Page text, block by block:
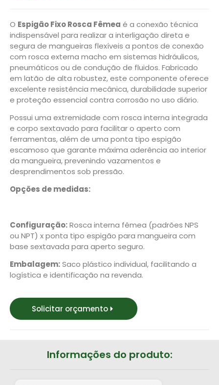
O Espigão Fixo Rosca Fêmea é a conexão técnica
indispensável para realizar a interligação direta e
segura de mangueiras flexíveis a pontos de conexão
com rosca externa macho em sistemas hidráulicos,
pneumáticos ou de condução de fluidos. Fabricado
em latão de alta robustez, este componente oferece
excelente resistência mecânica, durabilidade superior
e proteção essencial contra corrosão no uso diário.
Possui uma extremidade com rosca interna integrada
e corpo sextavado para facilitar o aperto com
ferramentas, além de uma ponta tipo espigão
escamoso que garante máxima aderência ao interior
da mangueira, prevenindo vazamentos e
desprendimentos sob pressão.
Opções de medidas:
Configuração:Rosca interna fêmea (padrões NPS
ou NPT) x ponta tipo espigão para mangueira com
base sextavada para aperto seguro.
Embalagem:Saco plástico individual, facilitando a
logística e identificação na revenda.
Solicitar orçamento
Informações do produto: